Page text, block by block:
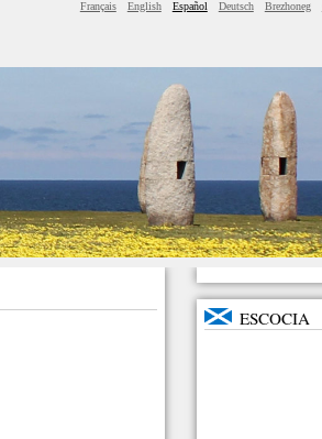
Français English Español Deutsch Brezhoneg
ESCOCIA